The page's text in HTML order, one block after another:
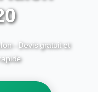
- Devis gratuit et